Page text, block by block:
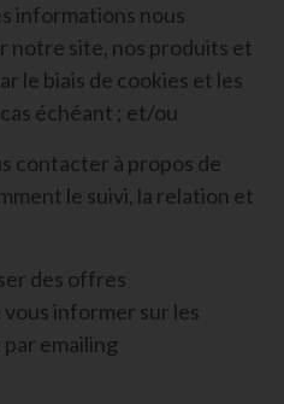
informations nous
notre site, nos produits et
le biais de cookies et les
échéant ; et/ou
contacter à propos de
le suivi, la relation et
des offres
informer sur les
emailing